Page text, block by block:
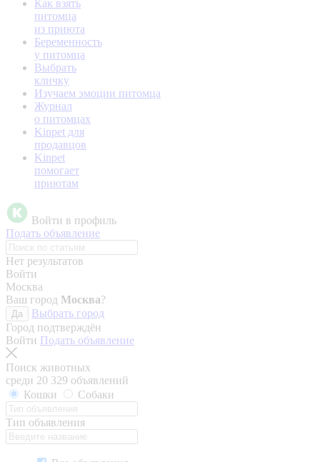
Как взять
питомца
из приюта
Беременность
у питомца
Выбрать
кличку
Изучаем эмоции питомца
Журнал
о питомцах
Kinpet для
продавцов
Kinpet
помогает
приютам
Войти в профиль
Подать объявление
Нет результатов
Войти
Москва
Ваш город Москва?
Да
Выбрать город
Город подтверждён
Войти Подать объявление
Поиск животных
среди 20 329 объявлений
Кошки
Собаки
Тип объявления